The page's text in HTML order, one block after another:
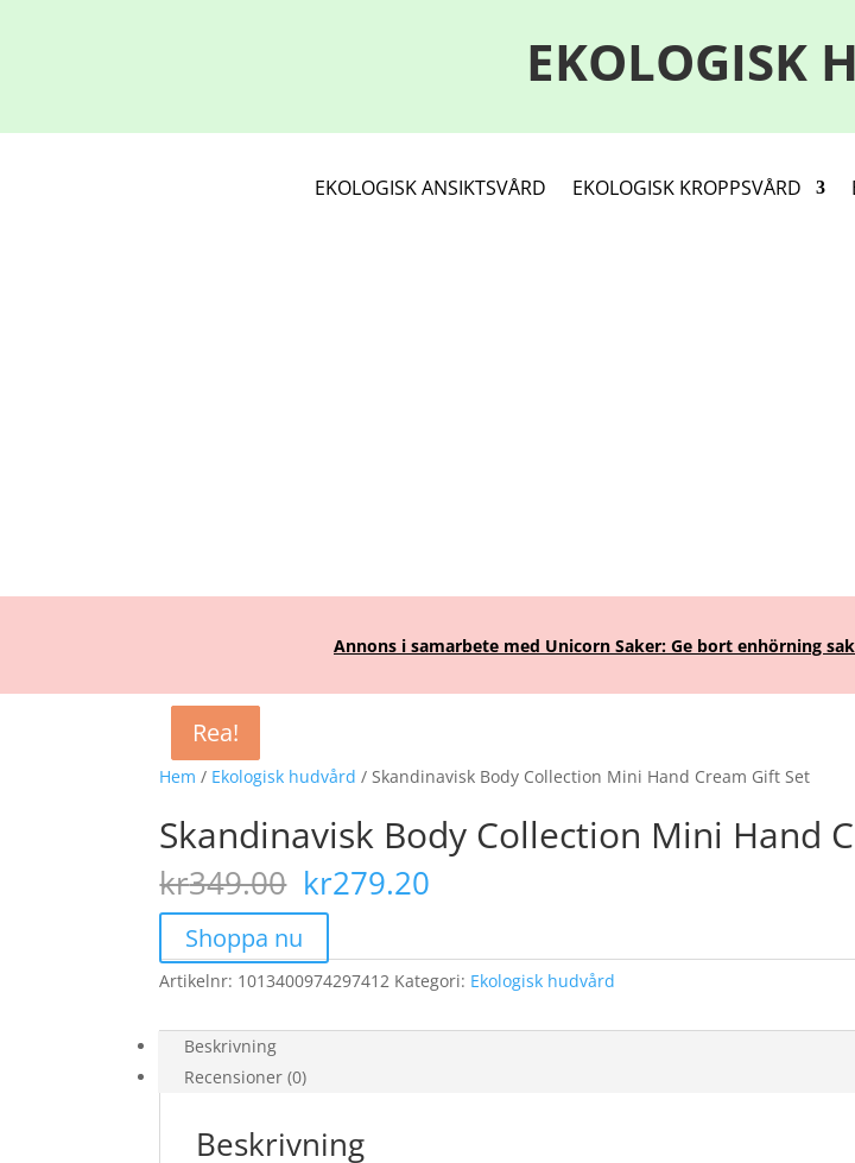
EKOLOGISK
EKOLOGISK ANSIKTSVÅRD EKOLOGISK KROPPSVÅRD
Annons i samarbete med Unicorn Saker: Ge bort enhörning
Hem / Ekologisk hudvård / Skandinavisk Body Collection Mini Hand Cream Gift Set
Rea!
Skandinavisk Body Collection Mini Hand
kr349.00 Det
ursprungliga
var:
kr349.00.
kr279.20
är:
kr279.20.
Shoppa nu
Artikelnr: 1013400974297412 Kategori: Ekologisk hudvård
Beskrivning
Recensioner (0)
Beskrivning
Rea!
Rea!